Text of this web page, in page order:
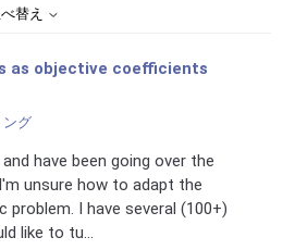
替え
as objective coefficients
ング
have been going over the
unsure how to adapt the
problem. I have several (100+)
like to tu...